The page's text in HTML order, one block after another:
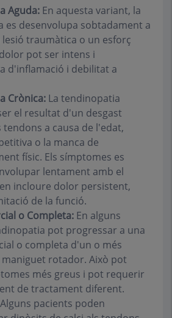
Aguda: En aquesta variant, la
es desenvolupa sobtadament a
lesió traumàtica o un esforç
pot ser intens i
d'inflamació i debilitat a
Crònica: La tendinopatia
el resultat d'un desgast
tendons a causa de l'edat,
o la manca de
físic. Els símptomes es
lentament amb el
incloure dolor persistent,
de la funció.
o Completa: En alguns
pot progressar a una
o completa d'un o més
rotador. Això pot
més greus i pot requerir
de tractament diferent.
Alguns pacients poden